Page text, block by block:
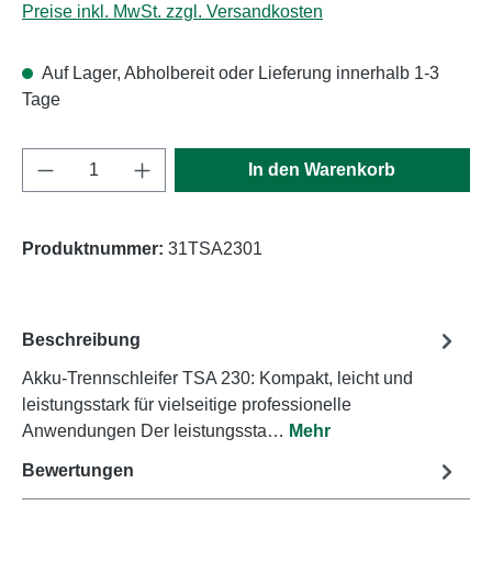
Preise inkl. MwSt. zzgl. Versandkosten
Auf Lager, Abholbereit oder Lieferung innerhalb 1-3
Tage
Produkt Anzahl: Gib den gewünschten
In den Warenkorb
Produktnummer: 31TSA2301
Beschreibung
Akku-Trennschleifer TSA 230: Kompakt, leicht und
leistungsstark für vielseitige professionelle
Anwendungen Der leistungssta… Mehr
Bewertungen